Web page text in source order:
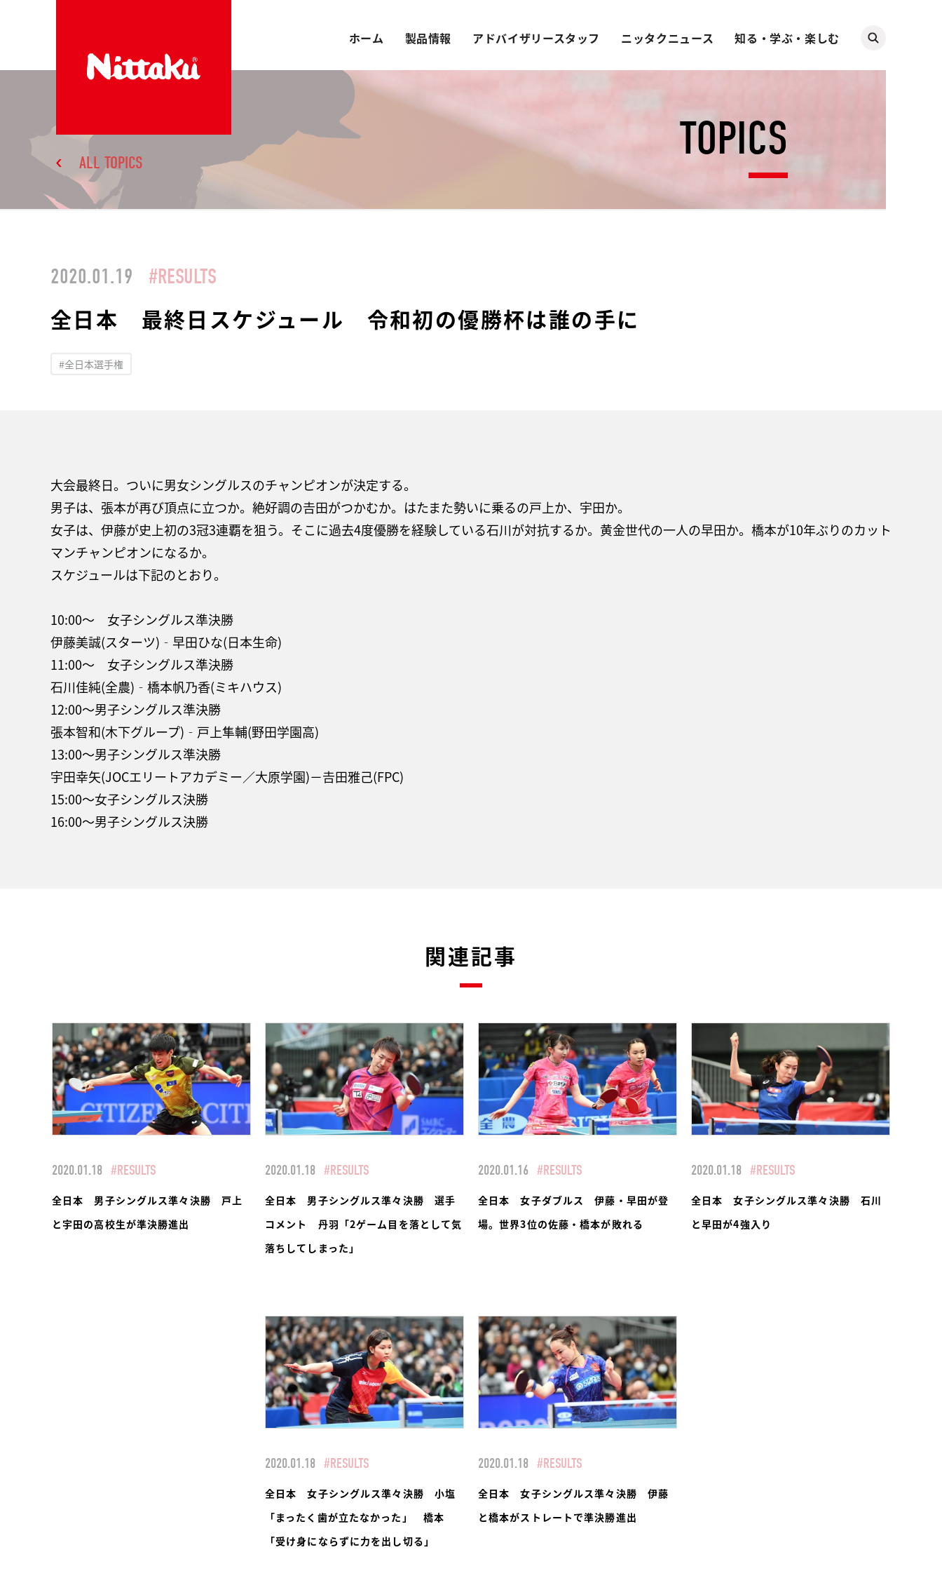
ホーム 製品情報 アドバイザリースタッフ ニッタクニュース 知る・学ぶ・楽しむ
TOPICS
ALL TOPICS
2020.01.19 #RESULTS
全日本 最終日スケジュール 令和初の優勝杯は誰の手に
#全日本選手権
大会最終日。ついに男女シングルスのチャンピオンが決定する。
男子は、張本が再び頂点に立つか。絶好調の𠮷田がつかむか。はたまた勢いに乗るの戸上か、宇田か。
女子は、伊藤が史上初の3冠3連覇を狙う。そこに過去4度優勝を経験している石川が対抗するか。黄金世代の一人の早田か。橋本が10年ぶりのカット
マンチャンピオンになるか。
スケジュールは下記のとおり。
10:00～ 女子シングルス準決勝
伊藤美誠(スターツ)‐早田ひな(日本生命)
11:00～ 女子シングルス準決勝
石川佳純(全農)‐橋本帆乃香(ミキハウス)
12:00～男子シングルス準決勝
張本智和(木下グループ)‐戸上隼輔(野田学園高)
13:00～男子シングルス準決勝
宇田幸矢(JOCエリートアカデミー／大原学園)－𠮷田雅己(FPC)
15:00～女子シングルス決勝
16:00～男子シングルス決勝
関連記事
2020.01.18 #RESULTS
全日本 男子シングルス準々決勝 戸上
と宇田の高校生が準決勝進出
2020.01.18 #RESULTS
全日本 男子シングルス準々決勝 選手
コメント 丹羽「2ゲーム目を落として気
落ちしてしまった」
2020.01.16 #RESULTS
全日本 女子ダブルス 伊藤・早田が登
場。世界3位の佐藤・橋本が敗れる
2020.01.18 #RESULTS
全日本 女子シングルス準々決勝 石川
と早田が4強入り
2020.01.18 #RESULTS
全日本 女子シングルス準々決勝 小塩
「まったく歯が立たなかった」 橋本
「受け身にならずに力を出し切る」
2020.01.18 #RESULTS
全日本 女子シングルス準々決勝 伊藤
と橋本がストレートで準決勝進出